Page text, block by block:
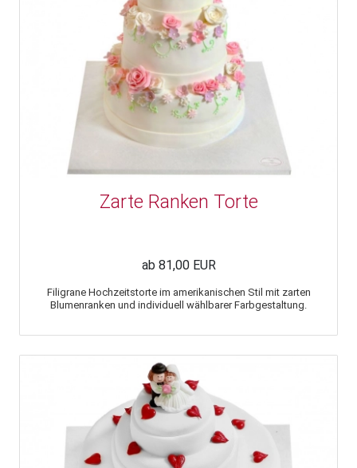
Zarte Ranken Torte
ab 81,00 EUR
Filigrane Hochzeitstorte im amerikanischen Stil mit zarten
Blumenranken und individuell wählbarer Farbgestaltung.